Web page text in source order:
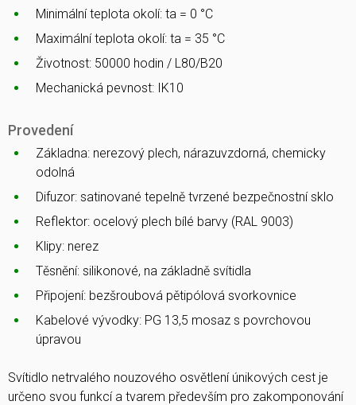
Minimální teplota okolí: ta = 0 °C
Maximální teplota okolí: ta = 35 °C
Životnost: 50000 hodin / L80/B20
Mechanická pevnost: IK10
Provedení
Základna: nerezový plech, nárazuvzdorná, chemicky
odolná
Difuzor: satinované tepelně tvrzené bezpečnostní sklo
Reflektor: ocelový plech bílé barvy (RAL 9003)
Klipy: nerez
Těsnění: silikonové, na základně svítidla
Připojení: bezšroubová pětipólová svorkovnice
Kabelové vývodky: PG 13,5 mosaz s povrchovou
úpravou
Svítidlo netrvalého nouzového osvětlení únikových cest je
určeno svou funkcí a tvarem především pro zakomponování